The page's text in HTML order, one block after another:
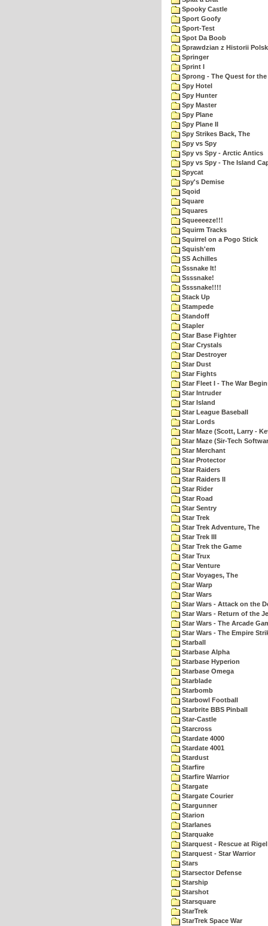
Spooky Castle
Sport Goofy
Sport-Test
Spot Da Boob
Sprawdzian z Historii
Springer
Sprint I
Sprong - The Quest for
Spy Hotel
Spy Hunter
Spy Master
Spy Plane
Spy Plane II
Spy Strikes Back, The
Spy vs Spy
Spy vs Spy - Arctic Antics
Spy vs Spy - The Island
Spycat
Spy's Demise
Sqoid
Square
Squares
Squeeeeze!!!
Squirm Tracks
Squirrel on a Pogo Stick
Squish'em
SS Achilles
Sssnake It!
Ssssnake!
Ssssnake!!!!
Stack Up
Stampede
Standoff
Stapler
Star Base Fighter
Star Crystals
Star Destroyer
Star Dust
Star Fights
Star Fleet I - The War
Star Intruder
Star Island
Star League Baseball
Star Lords
Star Maze (Scott, Larry -
Star Maze (Sir-Tech
Star Merchant
Star Protector
Star Raiders
Star Raiders II
Star Rider
Star Road
Star Sentry
Star Trek
Star Trek Adventure, The
Star Trek III
Star Trek the Game
Star Trux
Star Venture
Star Voyages, The
Star Warp
Star Wars
Star Wars - Attack on the
Star Wars - Return of the
Star Wars - The Arcade
Star Wars - The Empire
Starball
Starbase Alpha
Starbase Hyperion
Starbase Omega
Starblade
Starbomb
Starbowl Football
Starbrite BBS Pinball
Star-Castle
Starcross
Stardate 4000
Stardate 4001
Stardust
Starfire
Starfire Warrior
Stargate
Stargate Courier
Stargunner
Starion
Starlanes
Starquake
Starquest - Rescue at Rigel
Starquest - Star Warrior
Stars
Starsector Defense
Starship
Starshot
Starsquare
StarTrek
StarTrek Space War